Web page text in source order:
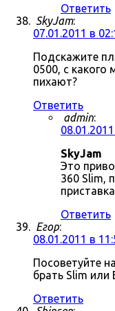
Ответить
SkyJam:
07.01.2011 в
Подскажите
0500, с какого
пихают?
Ответить
admin:
SkyJam
Это
360 Slim,
Ответить
Егор:
08.01.2011 в
Посоветуйте
брать Slim или
Ответить